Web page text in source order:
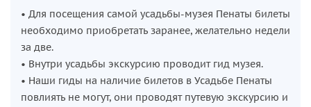
• Для посещения самой усадьбы-музея Пенаты билеты
необходимо приобретать заранее, желательно недели
за две.
• Внутри усадьбы экскурсию проводит гид музея.
• Наши гиды на наличие билетов в Усадьбе Пенаты
повлиять не могут, они проводят путевую экскурсию и